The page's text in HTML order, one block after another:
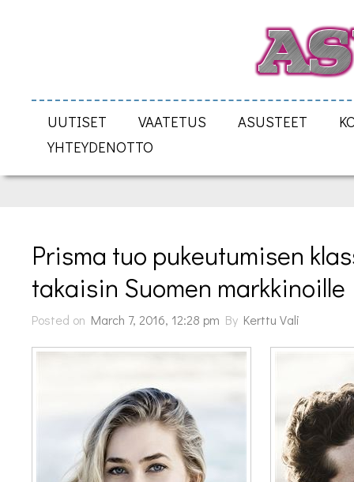
UUTISET VAATETUS ASUSTEET
YHTEYDENOTTO
Prisma tuo pukeutumisen
takaisin Suomen markkinoille
Posted on March 7, 2016, 12:28 pm By Kerttu Vali